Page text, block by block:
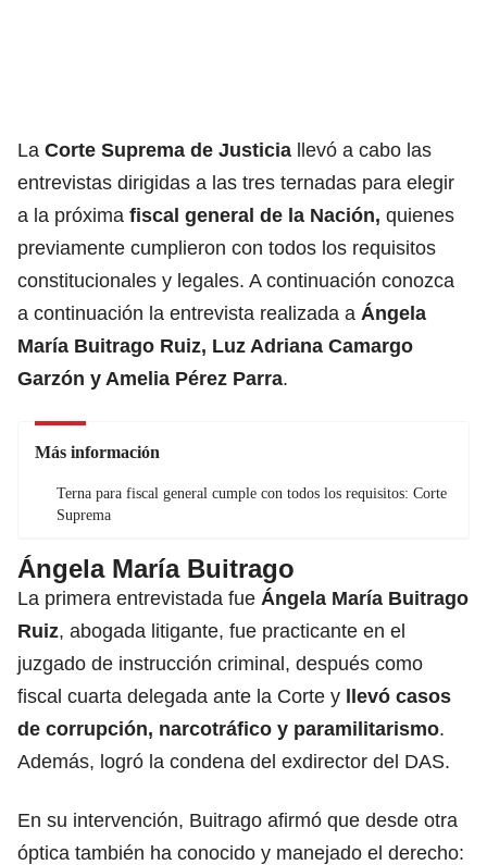
La Corte Suprema de Justicia llevó a cabo las
entrevistas dirigidas a las tres ternadas para elegir
a la próxima fiscal general de la Nación, quienes
previamente cumplieron con todos los requisitos
constitucionales y legales. A continuación conozca
a continuación la entrevista realizada a Ángela
María Buitrago Ruiz, Luz Adriana Camargo
Garzón y Amelia Pérez Parra.
Más información
Terna para fiscal general cumple con todos los requisitos: Corte
Suprema
Ángela María Buitrago
La primera entrevistada fue Ángela María Buitrago
Ruiz, abogada litigante, fue practicante en el
juzgado de instrucción criminal, después como
fiscal cuarta delegada ante la Corte y llevó casos
de corrupción, narcotráfico y paramilitarismo.
Además, logró la condena del exdirector del DAS.
En su intervención, Buitrago afirmó que desde otra
óptica también ha conocido y manejado el derecho: